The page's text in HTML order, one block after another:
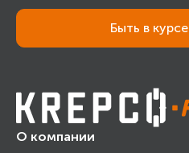
Быть в
О компании